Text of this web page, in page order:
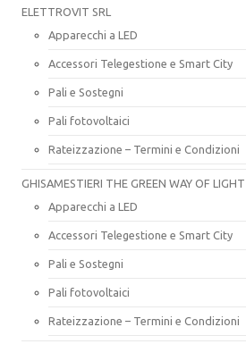
ELETTROVIT SRL
Apparecchi a LED
Accessori Telegestione e Smart City
Pali e Sostegni
Pali fotovoltaici
Rateizzazione – Termini e Condizioni
GHISAMESTIERI THE GREEN WAY OF LIGHT
Apparecchi a LED
Accessori Telegestione e Smart City
Pali e Sostegni
Pali fotovoltaici
Rateizzazione – Termini e Condizioni